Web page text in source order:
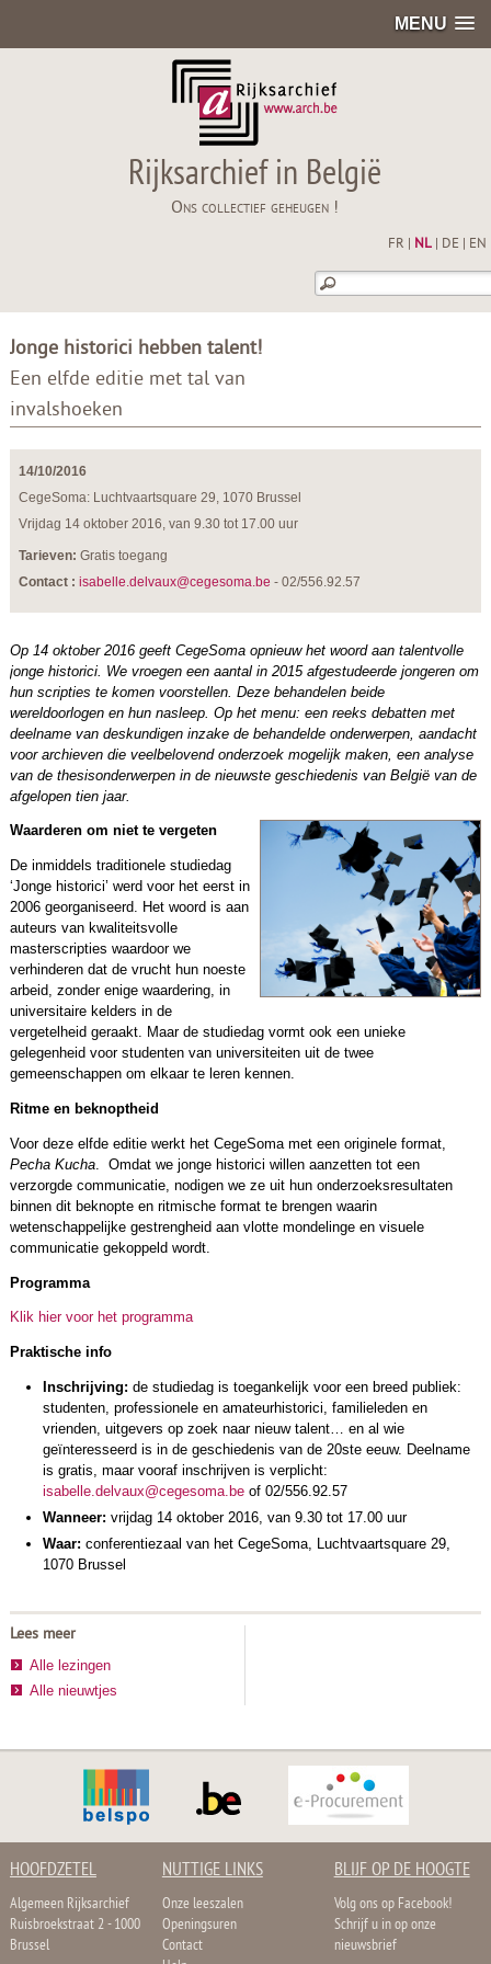
MENU
Rijksarchief in België
Ons collectief geheugen !
FR NL| DE EN
Jonge historici hebben talent!
Een elfde editie met tal van
invalshoeken
14/10/2016
CegeSoma: Luchtvaartsquare 29, 1070 Brussel
Vrijdag 14 oktober 2016, van 9.30 tot 17.00 uur
Tarieven: Gratis toegang
Contact : isabelle.delvaux@cegesoma.be - 02/556.92.57
Op 14 oktober 2016 geeft CegeSoma opnieuw het woord aan talentvolle
jonge historici. We vroegen een aantal in 2015 afgestudeerde jongeren om
hun scripties te komen voorstellen. Deze behandelen beide
wereldoorlogen en hun nasleep. Op het menu: een reeks debatten met
deelname van deskundigen inzake de behandelde onderwerpen, aandacht
voor archieven die veelbelovend onderzoek mogelijk maken, een analyse
van de thesisonderwerpen in de nieuwste geschiedenis van België van de
afgelopen tien jaar.
Waarderen om niet te vergeten
De inmiddels traditionele studiedag
‘Jonge historici’ werd voor het eerst in
2006 georganiseerd. Het woord is aan
auteurs van kwaliteitsvolle
masterscripties waardoor we
verhinderen dat de vrucht hun noeste
arbeid, zonder enige waardering, in
universitaire kelders in de
vergetelheid geraakt. Maar de studiedag vormt ook een unieke
gelegenheid voor studenten van universiteiten uit de twee
gemeenschappen om elkaar te leren kennen.
Ritme en beknoptheid
Voor deze elfde editie werkt het CegeSoma met een originele format,
Pecha Kucha. Omdat we jonge historici willen aanzetten tot een
verzorgde communicatie, nodigen we ze uit hun onderzoeksresultaten
binnen dit beknopte en ritmische format te brengen waarin
wetenschappelijke gestrengheid aan vlotte mondelinge en visuele
communicatie gekoppeld wordt.
Programma
Klik hier voor het programma
Praktische info
Inschrijving: de studiedag is toegankelijk voor een breed publiek:
studenten, professionele en amateurhistorici, familieleden en
vrienden, uitgevers op zoek naar nieuw talent… en al wie
geïnteresseerd is in de geschiedenis van de 20ste eeuw. Deelname
is gratis, maar vooraf inschrijven is verplicht:
isabelle.delvaux@cegesoma.beof 02/556.92.57
Wanneer: vrijdag 14 oktober 2016, van 9.30 tot 17.00 uur
Waar: conferentiezaal van het CegeSoma, Luchtvaartsquare 29,
1070 Brussel
Lees meer
Alle lezingen
Alle nieuwtjes
HOOFDZETEL
Algemeen Rijksarchief
Ruisbroekstraat 2 - 1000
Brussel
NUTTIGE LINKS
Onze leeszalen
Openingsuren
Contact
BLIJF OP DE HOOGTE
Volg ons op Facebook!
Schrijf u in op onze
nieuwsbrief